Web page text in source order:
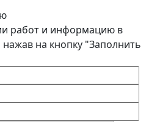
работ и информацию в
на кнопку "Заполнить